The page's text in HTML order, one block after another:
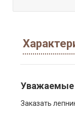
Уважаемые
Заказать